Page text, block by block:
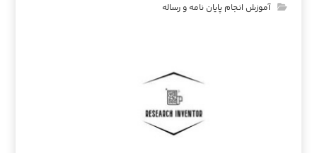
آموزش انجام پایان نامه و رساله